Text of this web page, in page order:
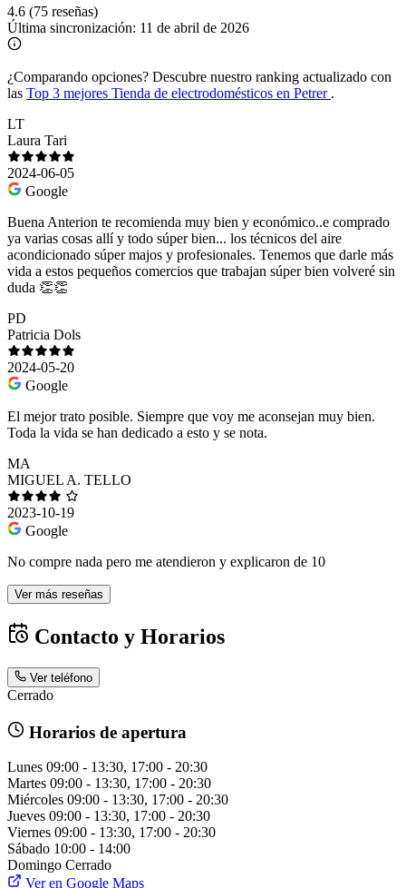
4.6 (75 reseñas)
Última sincronización: 11 de abril de 2026
¿Comparando opciones? Descubre nuestro ranking actualizado con
las Top 3 mejores Tienda de electrodomésticos en Petrer .
LT
Laura Tari
2024-06-05
Google
Buena Anterion te recomienda muy bien y económico..e comprado
ya varias cosas allí y todo súper bien... los técnicos del aire
acondicionado súper majos y profesionales. Tenemos que darle más
vida a estos pequeños comercios que trabajan súper bien volveré sin
duda 👏👏
PD
Patricia Dols
2024-05-20
Google
El mejor trato posible. Siempre que voy me aconsejan muy bien.
Toda la vida se han dedicado a esto y se nota.
MA
MIGUEL A. TELLO
2023-10-19
Google
No compre nada pero me atendieron y explicaron de 10
Ver más reseñas
Contacto y Horarios
Ver teléfono
Cerrado
Horarios de apertura
Lunes 09:00 - 13:30, 17:00 - 20:30
Martes 09:00 - 13:30, 17:00 - 20:30
Miércoles 09:00 - 13:30, 17:00 - 20:30
Jueves 09:00 - 13:30, 17:00 - 20:30
Viernes 09:00 - 13:30, 17:00 - 20:30
Sábado 10:00 - 14:00
Domingo Cerrado
Ver en Google Maps